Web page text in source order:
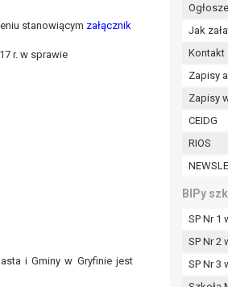
stanowiącym załącznik
r. w sprawie
i Gminy w Gryfinie jest
Jak
Kontakt
Zapisy
Zapisy
CEIDG
RIOS
BIPy
SP Nr 1
SP Nr 2
SP Nr 3
i celu określonym w treści zgody.
lub kategoriom odbiorców
terminami archiwizacji określonymi przez
wycofania tej zgody.
do realizacji zawartej umowy, a po
na przetwarzanie danych po
z umowy o dofinansowanie zawartej